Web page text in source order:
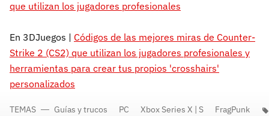
que utilizan los jugadores profesionales
En 3DJuegos | Códigos de las mejores miras de Counter-
Strike 2 (CS2) que utilizan los jugadores profesionales y
herramientas para crear tus propios 'crosshairs'
personalizados
TEMAS Guías y trucos PC Xbox Series X | S FragPunk